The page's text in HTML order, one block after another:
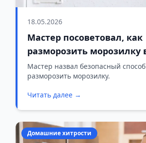
18.05.2026
Мастер посоветовал, как
разморозить морозилку
считанные минуты: лед
сам
Мастер назвал безопасный
разморозить морозилку.
Читать далее →
Домашние хитрости